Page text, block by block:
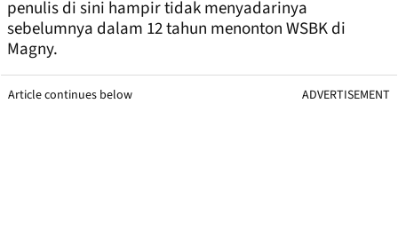
penulis di sini hampir tidak menyadarinya
sebelumnya dalam 12 tahun menonton WSBK di
Magny.
Article continues below ADVERTISEMENT